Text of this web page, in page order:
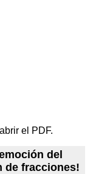
el PDF.
del
de fracciones!